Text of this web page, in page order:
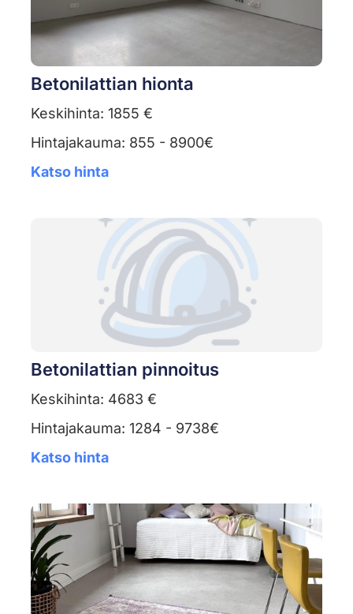
Betonilattian hionta
Keskihinta: 1855 €
Hintajakauma: 855 - 8900€
Katso hinta
Betonilattian pinnoitus
Keskihinta: 4683 €
Hintajakauma: 1284 - 9738€
Katso hinta